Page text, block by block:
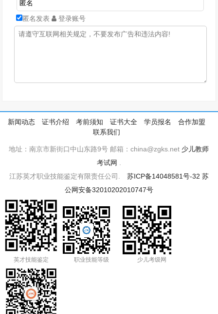
匿名发表 登录账号
新闻动态 证书介绍 考前须知 证书大全 学员报名
合作加盟
联系我们
地址：南京市新街口中山东路9号 邮箱：china@zgks.net 少儿教师
考试网
江苏英才职业技能鉴定有限责任公司. 苏ICP备14048581号-32 苏
公网安备32010202010747号
英才技能鉴定 职业技能等级 少儿考级网